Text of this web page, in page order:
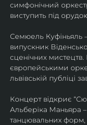
симфонічний
виступить під
Семюель Куфіньяль
випускник
сценічних
європейськими
львівській публіці
Концерт відкриє
Альберіка Маньяра
танцювальних